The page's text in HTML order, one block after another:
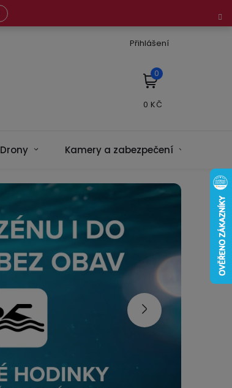
Přihlášení
NÁKUPNÍ
KOŠÍK
Drony Kamery a zabezpečení
Následující